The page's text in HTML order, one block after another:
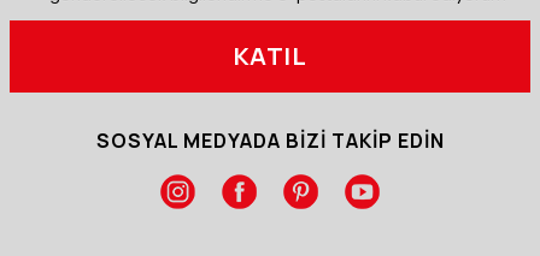
KATIL
SOSYAL MEDYADA BİZİ TAKİP EDİN